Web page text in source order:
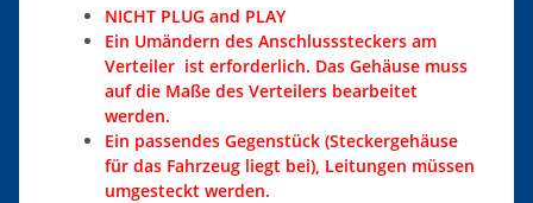
NICHT PLUG and PLAY
Ein Umändern des Anschlusssteckers am
Verteiler ist erforderlich. Das Gehäuse muss
auf die Maße des Verteilers bearbeitet
werden.
Ein passendes Gegenstück (Steckergehäuse
für das Fahrzeug liegt bei), Leitungen müssen
umgesteckt werden.